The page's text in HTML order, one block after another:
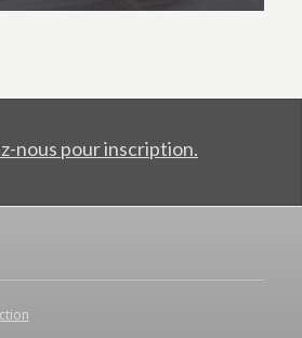
nous pour inscription.